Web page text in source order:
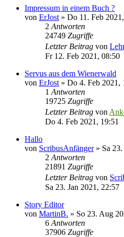
Impressum in einem Buch ?
von ErJost » Do 11. Feb
2 Antworten
24749 Zugriffe
Letzter Beitrag von
Fr 12. Feb 2021, 08:50
Servus aus dem Wienerwald
von ErJost » Do 4. Feb 2021,
1 Antworten
19725 Zugriffe
Letzter Beitrag von
Do 4. Feb 2021, 19:51
Hallo
von ScribusAnfänger» Sa
2 Antworten
21891 Zugriffe
Letzter Beitrag von
Sa 23. Jan 2021, 22:57
Story Editor
von MartinB. » So 23. Aug
6 Antworten
37906 Zugriffe